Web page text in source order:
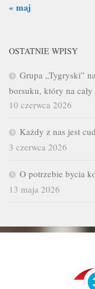
« maj
OSTATNIE WPISY
Grupa „Tygryski”
borsuku, który na cały
10 czerwca 2026
Każdy z nas jest
3 czerwca 2026
O potrzebie bycia
13 maja 2026